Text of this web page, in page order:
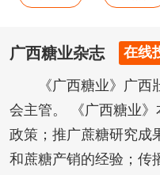
广西糖业杂志 在线
《广西糖业》广
会主管。 《广西糖业》
政策；推广蔗糖研究成
和蔗糖产销的经验；传